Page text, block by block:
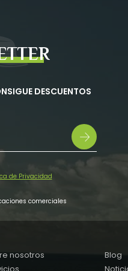
DESCUENTOS
de Privacidad
comerciales
nosotros
Blog